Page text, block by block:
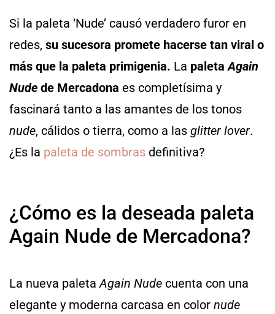
Si la paleta ‘Nude’ causó verdadero furor en
redes, su sucesora promete hacerse tan viral o
más que la paleta primigenia. La paletaAgain
Nude de Mercadona es completísima y
fascinará tanto a las amantes de los tonos
nude, cálidos o tierra, como a las glitter lover.
¿Es la paleta de sombras definitiva?
¿Cómo es la deseada paleta
Again Nude de Mercadona?
La nueva paletaAgain Nude cuenta con una
elegante y moderna carcasa en color nude